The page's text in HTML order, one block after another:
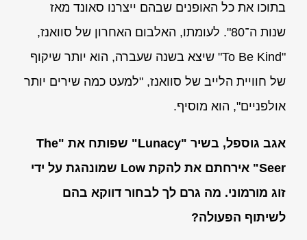
בתוכו את כל האופנים שבהם ייצרנו סאונד מאז
שנות ה־80". לעומתו, האלבום האחרון של סוואנז,
"To Be Kind" שיצא בשנה שעברה, הוא יותר שיקוף
של חוויית הלייב של סוואנז, "למעט כמה שירים יותר
אולפניים", הוא מוסיף.
אגב גוספל, בשיר "Lunacy" שפותח את "The
Seer" אירחתם את להקת Low שמונהגת על ידי
זוג מורמוני. מה גרם לך לבחור דווקא בהם
לשיתוף הפעולה?